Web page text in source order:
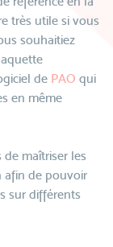
très utile si vous
souhaitiez
de PAO qui
en même
maîtriser les
afin de pouvoir
sur différents